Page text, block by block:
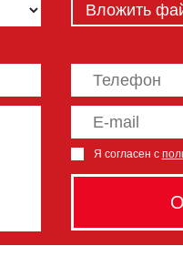
Вложить
Я согласен с